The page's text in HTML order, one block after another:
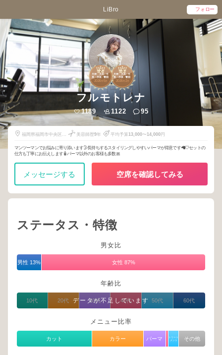
LiBro フォロー
2
天神・大名・今
泉・赤坂・警固
2026年 5月
3
天神・大名・今
泉・赤坂・警固
2026年 2月
フルモトレナ
1189 1122 95
福岡県福岡市中央区大
美容師歴9年 平均予算13,000〜14,000円
マンツーマンでお悩みに寄り添います🌛長持ちするスタイリングしやすいパーマが得意です🦙🤍セットの
仕方も丁寧にお伝えします🧴パーマ以外のお客様も多数🎀
メッセージする 空席を確認してみる
ステータス・特徴
男女比
男性 13% 女性 87%
年齢比
データが不足しています
10代 20代 30代 40代 50代 60代
メニュー比率
カット カラー パーマ
トリート
メント
その他